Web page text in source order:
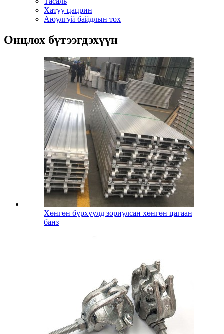
Хатуу цацрин
Аюулгүй байдлын тох
Онцлох бүтээгдэхүүн
Хөнгөн бүрхүүлд зориулсан хөнгөн цагаан
банз